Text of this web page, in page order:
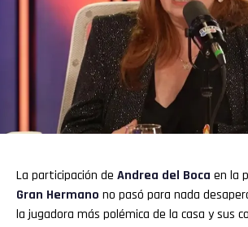
La participación de Andrea del Boca en la
Gran Hermano no pasó para nada
la jugadora más polémica de la casa y sus